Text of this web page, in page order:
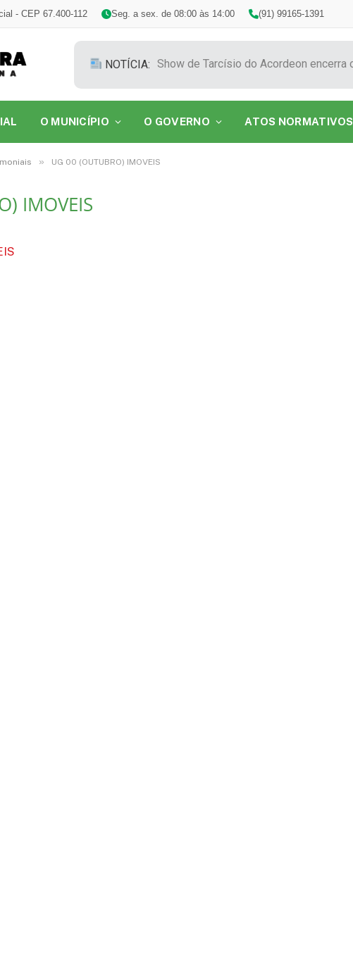
- CEP 67.400-112 Seg. a sex. de 08:00 às 14:00 (91) 99165-1391
NOTÍCIA:
O MUNICÍPIO O GOVERNO ATOS NORMATIVOS
» UG 00 (OUTUBRO) IMOVEIS
IMOVEIS